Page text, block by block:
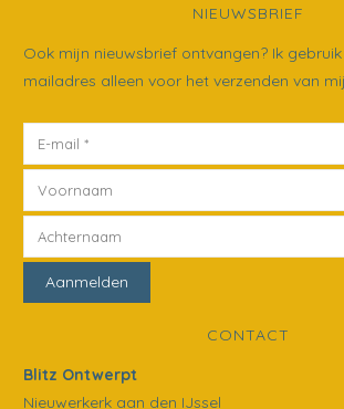
NIEUWSBRIEF
Ook mijn nieuwsbrief ontvangen? Ik
mailadres alleen voor het verzenden van
CONTACT
Blitz Ontwerpt
Nieuwerkerk aan den IJssel